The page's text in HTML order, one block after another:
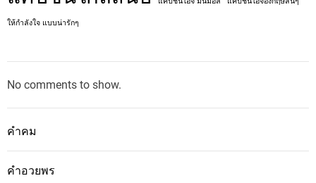
ให้กำลังใจ แบบน่ารักๆ
No comments to show.
คำคม
คำอวยพร